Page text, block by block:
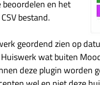
en het
bestand.
geordend zien op
wat buiten
deze plugin worden